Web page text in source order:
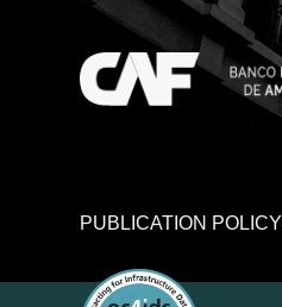
PUBLICATION POLICY